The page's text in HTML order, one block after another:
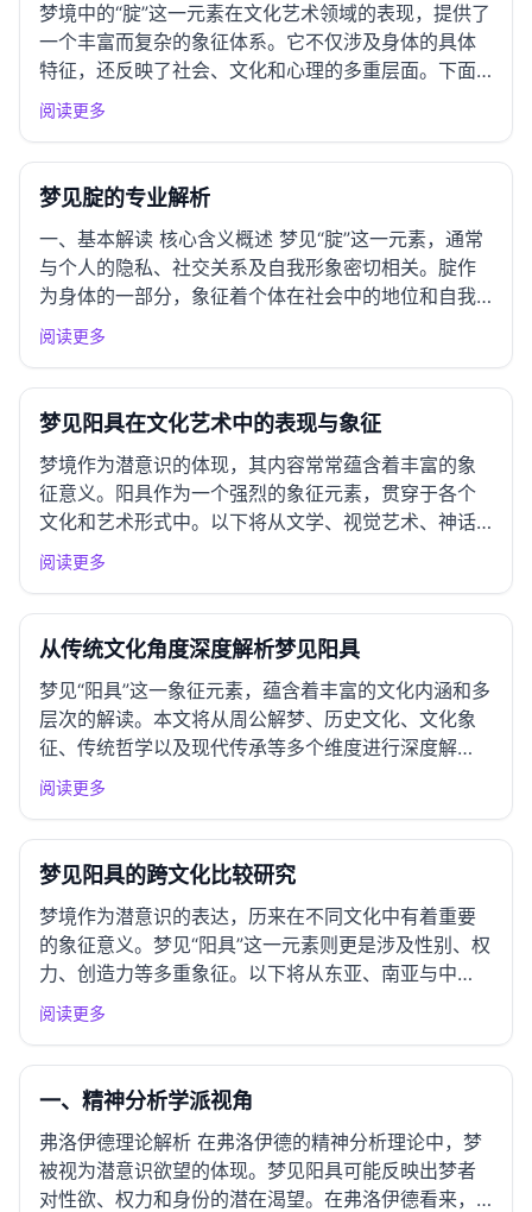
梦境中的“腚”这一元素在文化艺术领域的表现，提供了
一个丰富而复杂的象征体系。它不仅涉及身体的具体
特征，还反映了社会、文化和心理的多重层面。下面
将从不同的角度对这一元素进行深入分析。 一、文学
常常是一种隐喻，涉及欲望与道德之间的冲突。例
如，《红楼梦》中...
阅读更多
梦见腚的专业解析
一、基本解读 核心含义概述 梦见“腚”这一元素，通常
与个人的隐私、社交关系及自我形象密切相关。腚作
为身体的一部分，象征着个体在社会中的地位和自我
价值的展现。此梦可能反映出梦者对自身形象的关
社会接纳的渴望。 情感指标 吉凶指数：
★★★☆☆（3星）。此梦境既...
阅读更多
梦见阳具在文化艺术中的表现与象征
梦境作为潜意识的体现，其内容常常蕴含着丰富的象
征意义。阳具作为一个强烈的象征元素，贯穿于各个
文化和艺术形式中。以下将从文学、视觉艺术、神话
传说、哲学思考以及创作灵感等多个角度探讨梦见阳
现 《红楼梦》：在曹雪芹的这部经典小说中，梦境常
用来揭示人物内心深...
阅读更多
从传统文化角度深度解析梦见阳具
梦见“阳具”这一象征元素，蕴含着丰富的文化内涵和多
层次的解读。本文将从周公解梦、历史文化、文化象
征、传统哲学以及现代传承等多个维度进行深度解
析。 一、周公解梦经典解读 基本解读 在《周公解
象征。阳具作为男性生殖器，代表着阳刚之气、力量
与生育能力。因此，该...
阅读更多
梦见阳具的跨文化比较研究
梦境作为潜意识的表达，历来在不同文化中有着重要
的象征意义。梦见“阳具”这一元素则更是涉及性别、权
力、创造力等多重象征。以下将从东亚、南亚与中
东、西方及原住民文化的视角对这一梦境进行系统的
国传统文化中，梦境的解读往往与阴阳五行、周易等
哲学思想相结合。阳...
阅读更多
一、精神分析学派视角
弗洛伊德理论解析 在弗洛伊德的精神分析理论中，梦
被视为潜意识欲望的体现。梦见阳具可能反映出梦者
对性欲、权力和身份的潜在渴望。在弗洛伊德看来，